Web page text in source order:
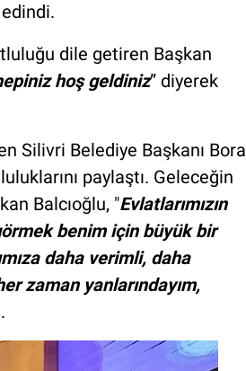
dile getiren Başkan
hoş geldiniz” diyerek
Silivri Belediye Başkanı Bora
paylaştı. Geleceğin
Balcıoğlu, "Evlatlarımızın
benim için büyük bir
daha verimli, daha
zaman yanlarındayım,